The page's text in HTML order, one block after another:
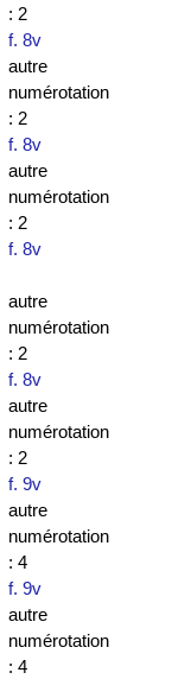
: 2
f. 8v
autre
numérotation
: 2
f. 8v
autre
numérotation
: 2
f. 8v
autre
numérotation
: 2
f. 8v
autre
numérotation
: 2
f. 9v
autre
numérotation
: 4
f. 9v
autre
numérotation
: 4